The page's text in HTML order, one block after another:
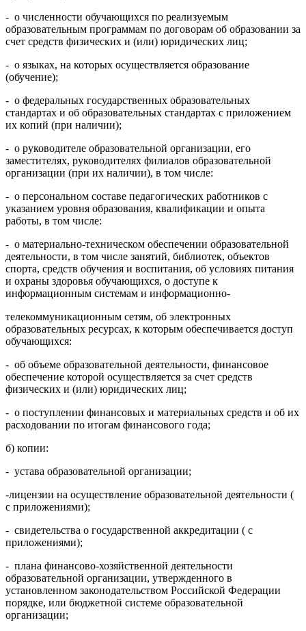
- о численности обучающихся по реализуемым
образовательным программам по договорам об образовании за
счет средств физических и (или) юридических лиц;
- о языках, на которых осуществляется образование
(обучение);
- о федеральных государственных образовательных
стандартах и об образовательных стандартах с приложением
их копий (при наличии);
- о руководителе образовательной организации, его
заместителях, руководителях филиалов образовательной
организации (при их наличии), в том числе:
- о персональном составе педагогических работников с
указанием уровня образования, квалификации и опыта
работы, в том числе:
- о материально-техническом обеспечении образовательной
деятельности, в том числе занятий, библиотек, объектов
спорта, средств обучения и воспитания, об условиях питания
и охраны здоровья обучающихся, о доступе к
информационным системам и информационно-
телекоммуникационным сетям, об электронных
образовательных ресурсах, к которым обеспечивается доступ
обучающихся:
- об объеме образовательной деятельности, финансовое
обеспечение которой осуществляется за счет средств
физических и (или) юридических лиц;
- о поступлении финансовых и материальных средств и об их
расходовании по итогам финансового года;
б) копии:
- устава образовательной организации;
-лицензии на осуществление образовательной деятельности (
с приложениями);
- свидетельства о государственной аккредитации ( с
приложениями);
- плана финансово-хозяйственной деятельности
образовательной организации, утвержденного в
установленном законодательством Российской Федерации
порядке, или бюджетной системе образовательной
организации;